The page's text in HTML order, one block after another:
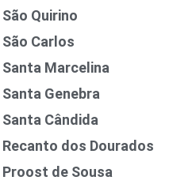
Quirino
Carlos
Marcelina
Genebra
Cândida
dos Dourados
de Sousa